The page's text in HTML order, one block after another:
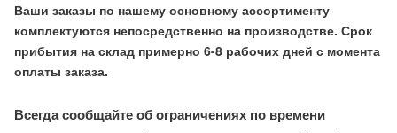
Ваши заказы по нашему основному ассортименту
комплектуются непосредственно на производстве. Срок
прибытия на склад примерно 6-8 рабочих дней с момента
оплаты заказа.
Всегда сообщайте об ограничениях по времени